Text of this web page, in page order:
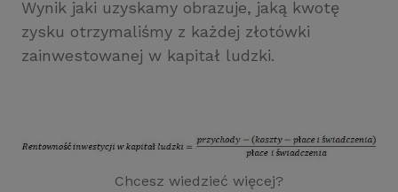
Wynik jaki uzyskamy obrazuje, jaką kwotę
zysku otrzymaliśmy z każdej złotówki
zainwestowanej w kapitał ludzki.
Chcesz wiedzieć więcej?